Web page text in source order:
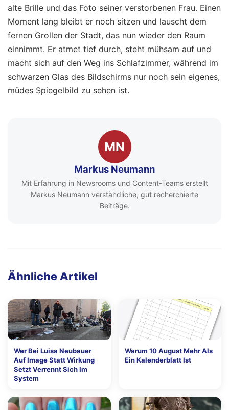
alte Brille und das Foto seiner verstorbenen Frau. Einen
Moment lang bleibt er noch sitzen und lauscht dem
fernen Grollen der Stadt, das nun wieder den Raum
einnimmt. Er atmet tief durch, steht mühsam auf und
macht sich auf den Weg ins Schlafzimmer, während im
schwarzen Glas des Bildschirms nur noch sein eigenes,
müdes Spiegelbild zu sehen ist.
MN
Markus Neumann
Mit Erfahrung in Newsrooms und Content-Teams erstellt
Markus Neumann verständliche, gut recherchierte
Beiträge.
Ähnliche Artikel
Wer Bei Luisa Neubauer
Auf Image Statt Wirkung
Setzt Verrennt Sich Im
System
Warum 10 August Mehr Als
Ein Kalenderblatt Ist